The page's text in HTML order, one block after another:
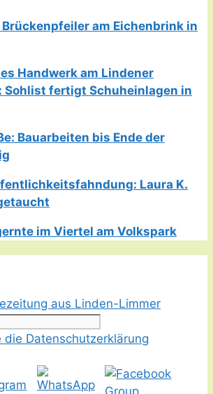
am Eichenbrink in
Handwerk am Lindener
Sohlist fertigt Schuheinlagen in
Bauarbeiten bis Ende der
Laura K.
im Viertel am Volkspark
aus Linden-Limmer
die Datenschutzerklärung